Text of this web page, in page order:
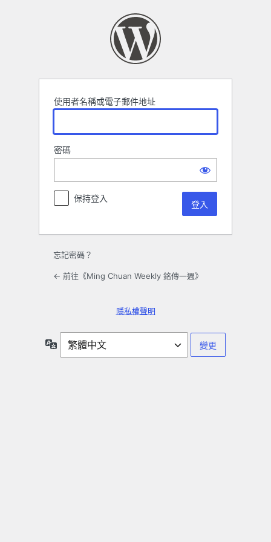
使用者名稱或電子郵件地址
密碼
保持登入
忘記密碼？
← 前往《Ming Chuan Weekly 銘傳一週》
隱私權聲明
言